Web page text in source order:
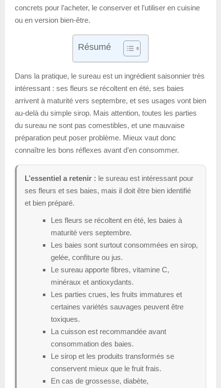
concrets pour l’acheter, le conserver et l’utiliser en cuisine
ou en version bien-être.
Résumé
Dans la pratique, le sureau est un ingrédient saisonnier très
intéressant : ses fleurs se récoltent en été, ses baies
arrivent à maturité vers septembre, et ses usages vont bien
au-delà du simple sirop. Mais attention, toutes les parties
du sureau ne sont pas comestibles, et une mauvaise
préparation peut poser problème. Mieux vaut donc
connaître les bons réflexes avant d’en consommer.
L’essentiel a retenir : le sureau est intéressant pour
ses fleurs et ses baies, mais il doit être bien identifié
et bien préparé.
Les fleurs se récoltent en été, les baies à
maturité vers septembre.
Les baies sont surtout consommées en sirop,
gelée, confiture ou jus.
Le sureau apporte fibres, vitamine C,
minéraux et antioxydants.
Les parties crues, les fruits immatures et
certaines variétés sauvages peuvent être
toxiques.
La cuisson est recommandée avant
consommation des baies.
Le sirop et les produits transformés se
conservent mieux que le fruit frais.
En cas de grossesse, diabète,